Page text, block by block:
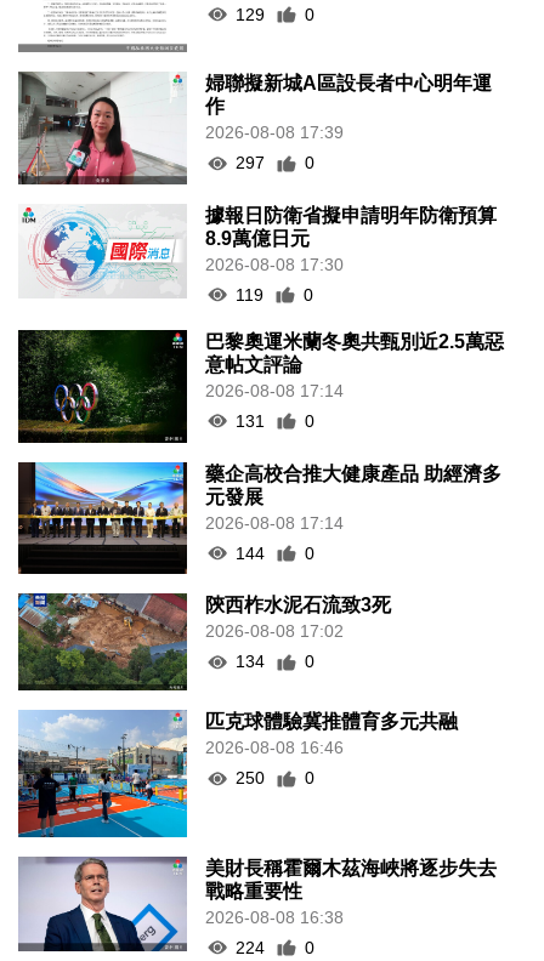
129
0
婦聯擬新城A區設長者中心明年運
作
2026-08-08 17:39
297
0
據報日防衛省擬申請明年防衛預算
8.9萬億日元
2026-08-08 17:30
119
0
巴黎奧運米蘭冬奧共甄別近2.5萬惡
意帖文評論
2026-08-08 17:14
131
0
藥企高校合推大健康產品 助經濟多
元發展
2026-08-08 17:14
144
0
陝西柞水泥石流致3死
2026-08-08 17:02
134
0
匹克球體驗冀推體育多元共融
2026-08-08 16:46
250
0
美財長稱霍爾木茲海峽將逐步失去
戰略重要性
2026-08-08 16:38
224
0